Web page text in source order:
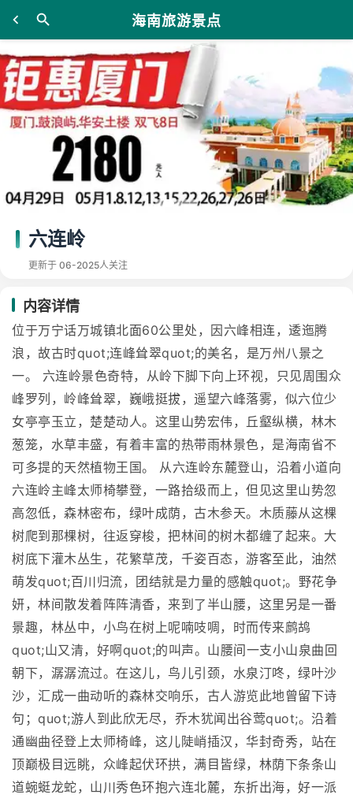
海南旅游景点
六连岭
更新于 06-2025人关注
内容详情
位于万宁话万城镇北面60公里处，因六峰相连，逶迤腾
浪，故古时quot;连峰耸翠quot;的美名，是万州八景之
一。 六连岭景色奇特，从岭下脚下向上环视，只见周围众
峰罗列，岭峰耸翠，巍峨挺拔，遥望六峰落雾，似六位少
女亭亭玉立，楚楚动人。这里山势宏伟，丘壑纵横，林木
葱笼，水草丰盛，有着丰富的热带雨林景色，是海南省不
可多提的天然植物王国。 从六连岭东麓登山，沿着小道向
六连岭主峰太师椅攀登，一路拾级而上，但见这里山势忽
高忽低，森林密布，绿叶成荫，古木参天。木质藤从这棵
树爬到那棵树，往返穿梭，把林间的树木都缠了起来。大
树底下灌木丛生，花繁草茂，千姿百态，游客至此，油然
萌发quot;百川归流，团结就是力量的感触quot;。野花争
妍，林间散发着阵阵清香，来到了半山腰，这里另是一番
景趣，林丛中，小鸟在树上呢喃吱啁，时而传来鹧鸪
quot;山又清，好啊quot;的叫声。山腰间一支小山泉曲回
朝下，潺潺流过。在这儿，鸟儿引颈，水泉汀咚，绿叶沙
沙，汇成一曲动听的森林交响乐，古人游览此地曾留下诗
句；quot;游人到此欣无尽，乔木犹闻出谷莺quot;。沿着
通幽曲径登上太师椅峰，这儿陡峭插汉，华封奇秀，站在
顶巅极目远眺，众峰起伏环拱，满目皆绿，林荫下条条山
道蜿蜓龙蛇，山川秀色环抱六连北麓，东折出海，好一派